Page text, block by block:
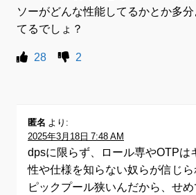
ソーがどんな性能してるかとか多
てるでしょ？
28 2
匿名 より:
2025年3月18日 7:48 AM
dpsに限らず、ロール専やOTPは
性や仕様を知らない奴らが信じ
ピックプール狭いんだから、せ